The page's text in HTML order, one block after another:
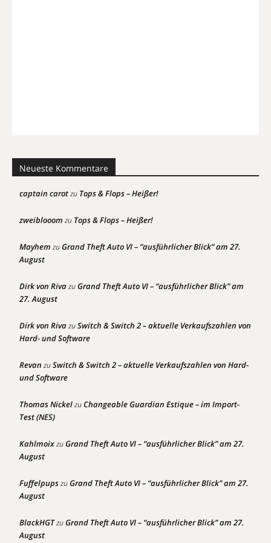
Neueste Kommentare
captain carotzu Tops & Flops – Heißer!
zweiblooom zu Tops & Flops – Heißer!
Mayhem zuGrand Theft Auto VI – “ausführlicher Blick” am 27.
August
Dirk von RivazuGrand Theft Auto VI – “ausführlicher Blick” am
27. August
Dirk von RivazuSwitch & Switch 2 – aktuelle Verkaufszahlen von
Hard- und Software
Revan zuSwitch & Switch 2 – aktuelle Verkaufszahlen von Hard-
und Software
Thomas NickelzuChangeable Guardian Estique – im Import-
Test (NES)
KahlmoixzuGrand Theft Auto VI – “ausführlicher Blick” am 27.
August
FuffelpupszuGrand Theft Auto VI – “ausführlicher Blick” am 27.
August
BlackHGTzuGrand Theft Auto VI – “ausführlicher Blick” am 27.
August